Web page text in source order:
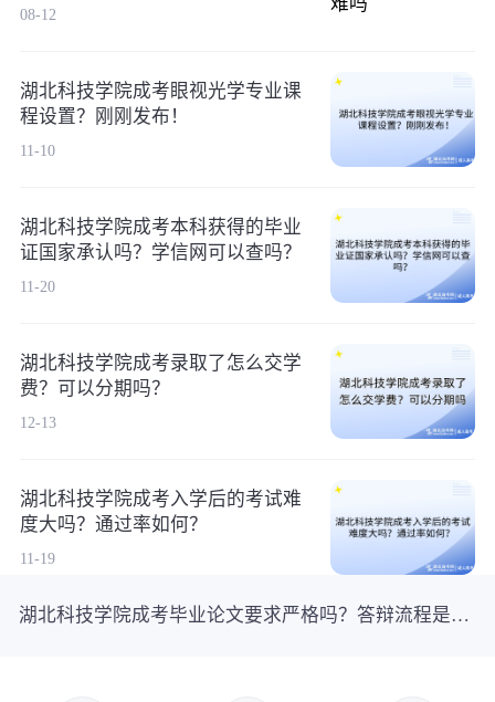
08-12
湖北科技学院成考眼视光学专业课
程设置？刚刚发布！
11-10
湖北科技学院成考本科获得的毕业
证国家承认吗？学信网可以查吗？
11-20
湖北科技学院成考录取了怎么交学
费？可以分期吗？
12-13
湖北科技学院成考入学后的考试难
度大吗？通过率如何？
11-19
湖北科技学院成考毕业论文要求严格吗？答辩流程是怎样的？